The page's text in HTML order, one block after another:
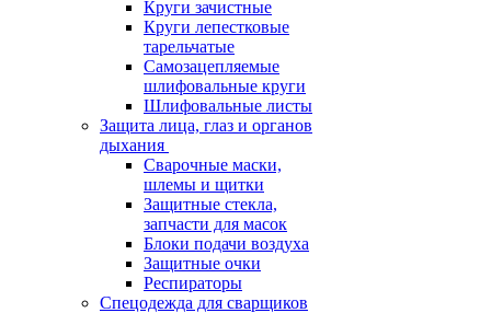
Круги зачистные
Круги лепестковые
тарельчатые
Самозацепляемые
шлифовальные круги
Шлифовальные листы
Защита лица, глаз и органов
дыхания
Сварочные маски,
шлемы и щитки
Защитные стекла,
запчасти для масок
Блоки подачи воздуха
Защитные очки
Респираторы
Спецодежда для сварщиков